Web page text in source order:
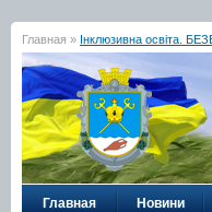
Главная » Інклюзивна освіта.
Главная Новини